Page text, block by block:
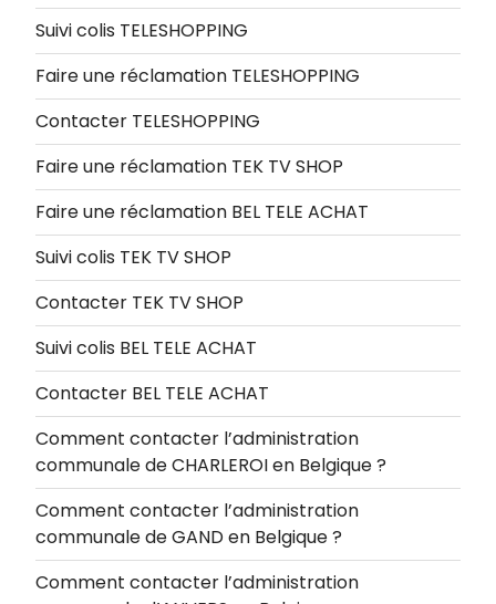
Suivi colis TELESHOPPING
Faire une réclamation TELESHOPPING
Contacter TELESHOPPING
Faire une réclamation TEK TV SHOP
Faire une réclamation BEL TELE ACHAT
Suivi colis TEK TV SHOP
Contacter TEK TV SHOP
Suivi colis BEL TELE ACHAT
Contacter BEL TELE ACHAT
Comment contacter l’administration
communale de CHARLEROI en Belgique ?
Comment contacter l’administration
communale de GAND en Belgique ?
Comment contacter l’administration